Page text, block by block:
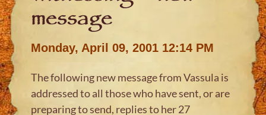
message
Monday, April 09, 2001 12:14 PM
The following new message from Vassula is
addressed to all those who have sent, or are
preparing to send, replies to her 27